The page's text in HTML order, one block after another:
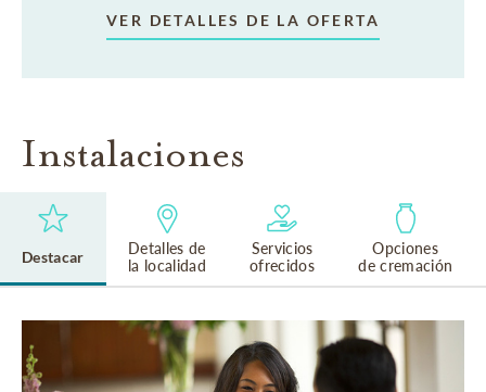
VER DETALLES DE LA OFERTA
Instalaciones
Destacar
Detalles de
la localidad
Servicios
ofrecidos
Opciones
de cremación